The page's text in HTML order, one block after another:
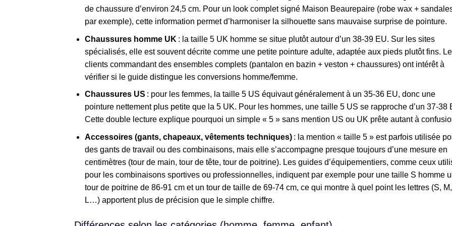
de chaussure d’environ 24,5 cm. Pour un look complet signé Maison Beaurepaire (robe wax +
par exemple), cette information permet d’harmoniser la silhouette sans mauvaise surprise de pointure.
Chaussures homme UK : la taille 5 UK homme se situe plutôt autour d’un 38-39 EU. Sur les sites
spécialisés, elle est souvent décrite comme une petite pointure adulte, adaptée aux pieds plutôt fins.
clients commandant des ensembles complets (pantalon en bazin + veston + chaussures) ont intérêt à
vérifier si le guide distingue les conversions homme/femme.
Chaussures US : pour les femmes, la taille 5 US équivaut généralement à un 35-36 EU, donc une
pointure nettement plus petite que la 5 UK. Pour les hommes, une taille 5 US se rapproche d’un 37-38
Cette double lecture explique pourquoi un simple « 5 » sans mention US ou UK prête autant à
Accessoires (gants, chapeaux, vêtements techniques): la mention « taille 5 » est parfois utilisée
des gants de travail ou des combinaisons, mais elle s’accompagne presque toujours d’une mesure en
centimètres (tour de main, tour de tête, tour de poitrine). Les guides d’équipementiers, comme ceux
pour les combinaisons sportives ou professionnelles, indiquent par exemple pour une taille S homme
tour de poitrine de 86-91 cm et un tour de taille de 69-74 cm, ce qui montre à quel point les lettres (S, M,
L…) apportent plus de précision que le simple chiffre.